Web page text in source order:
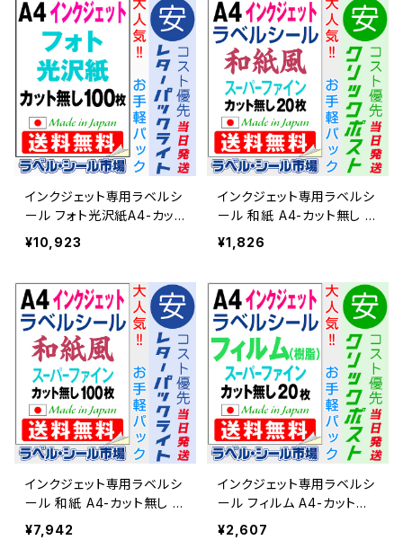
インクジェット専用ラベルシ
ール フォト光沢紙A4-カット
無し 100枚 T1Y1iC-LP1【日
本製】
¥10,923
インクジェット専用ラベルシ
ール 和紙 A4-カット無し 2
0枚 スーパーファイン T1Y1i
B-CP2【日本製】
¥1,826
インクジェット専用ラベルシ
ール 和紙 A4-カット無し 1
00枚 スーパーファイン T1Y
1iB-LP1【日本製】
¥7,942
インクジェット専用ラベルシ
ール フィルム A4-カット無
し 20枚 スーパーファイン
T1Y1iD-CP2【日本製】
¥2,607